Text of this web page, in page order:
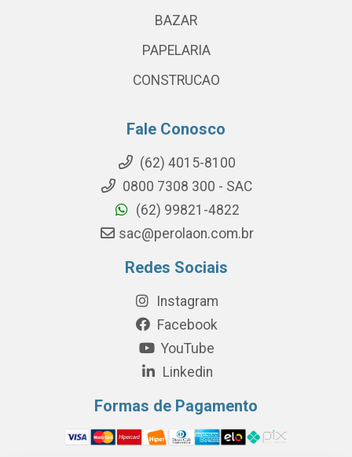
BAZAR
PAPELARIA
CONSTRUCAO
Fale Conosco
(62) 4015-8100
0800 7308 300 - SAC
(62) 99821-4822
sac@perolaon.com.br
Redes Sociais
Instagram
Facebook
YouTube
Linkedin
Formas de Pagamento